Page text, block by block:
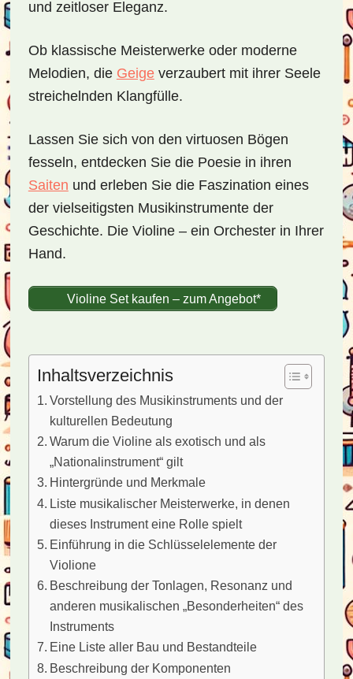
und zeitloser Eleganz.
Ob klassische Meisterwerke oder moderne
Melodien, die Geigeverzaubert mit ihrer Seele
streichelnden Klangfülle.
Lassen Sie sich von den virtuosen Bögen
fesseln, entdecken Sie die Poesie in ihren
Saiten und erleben Sie die Faszination eines
der vielseitigsten Musikinstrumente der
Geschichte. Die Violine – ein Orchester in Ihrer
Hand.
Violine Set kaufen – zum Angebot*
Inhaltsverzeichnis
Vorstellung des Musikinstruments und der
kulturellen Bedeutung
Warum die Violine als exotisch und als
„Nationalinstrument“ gilt
Hintergründe und Merkmale
Liste musikalischer Meisterwerke, in denen
dieses Instrument eine Rolle spielt
Einführung in die Schlüsselelemente der
Violione
Beschreibung der Tonlagen, Resonanz und
anderen musikalischen „Besonderheiten“ des
Instruments
Eine Liste aller Bau und Bestandteile
Beschreibung der Komponenten